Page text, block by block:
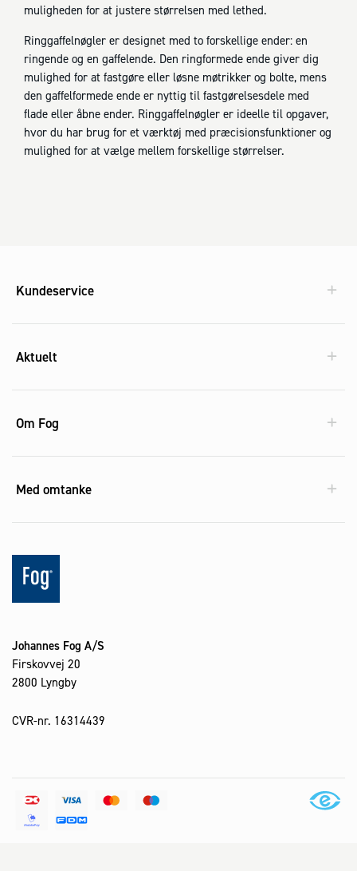
muligheden for at justere størrelsen med lethed.
Ringgaffelnøgler er designet med to forskellige ender: en
ringende og en gaffelende. Den ringformede ende giver dig
mulighed for at fastgøre eller løsne møtrikker og bolte, mens
den gaffelformede ende er nyttig til fastgørelsesdele med
flade eller åbne ender. Ringgaffelnøgler er ideelle til opgaver,
hvor du har brug for et værktøj med præcisionsfunktioner og
mulighed for at vælge mellem forskellige størrelser.
Kundeservice
Aktuelt
Om Fog
Med omtanke
Johannes Fog A/S
Firskovvej 20
2800 Lyngby
CVR-nr. 16314439